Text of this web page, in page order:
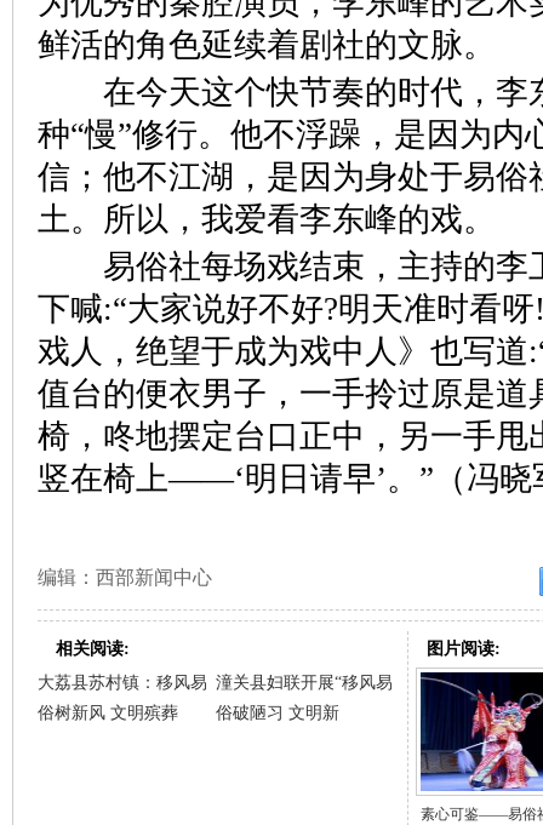
鲜活的角色延续着剧社的文脉。
在今天这个快节奏的时代，李
种“慢”修行。他不浮躁，是因为内
信；他不江湖，是因为身处于易俗
土。所以，我爱看李东峰的戏。
易俗社每场戏结束，主持的李
下喊:“大家说好不好?明天准时看
戏人，绝望于成为戏中人》也写道
值台的便衣男子，一手拎过原是道
椅，咚地摆定台口正中，另一手甩
竖在椅上——‘明日请早’。”（冯晓
编辑：西部新闻中心
相关阅读:
大荔县苏村镇：移风易
俗树新风 文明殡葬
潼关县妇联开展“移风易
俗破陋习 文明新
图片阅读:
素心可鉴——易俗